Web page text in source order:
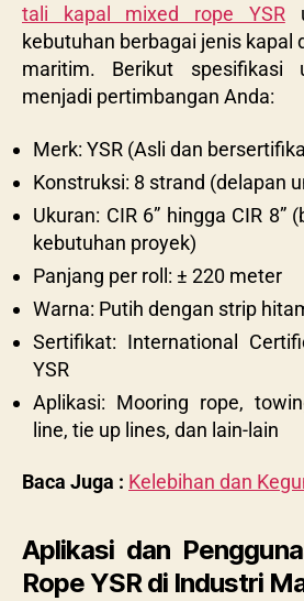
tali kapal mixed rope YSR
kebutuhan berbagai jenis kapal
maritim. Berikut spesifikasi
menjadi pertimbangan Anda:
Merk: YSR (Asli dan
Konstruksi: 8 strand (delapan
Ukuran: CIR 6” hingga CIR 8”
kebutuhan proyek)
Panjang per roll: ± 220 meter
Warna: Putih dengan strip
Sertifikat: International
YSR
Aplikasi: Mooring rope,
line, tie up lines, dan lain-lain
Baca Juga : Kelebihan dan
Aplikasi dan
Rope YSR di Industri